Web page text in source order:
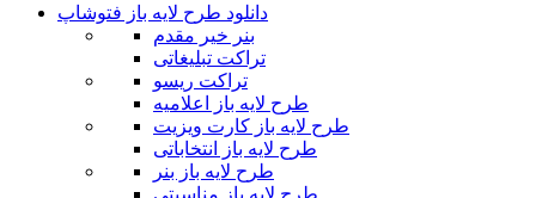
دانلود طرح لایه باز فتوشاپ
بنر خیر مقدم
تراکت تبلیغاتی
تراکت ریسو
طرح لایه باز اعلامیه
طرح لایه باز کارت ویزیت
طرح لایه باز انتخاباتی
طرح لایه باز بنر
طرح لایه باز مناسبتی